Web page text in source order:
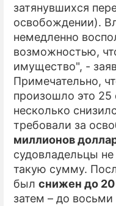
затянувшихся
освобождении).
немедленно
возможностью,
имущество", -
Примечательно,
произошло это 25
несколько
требовали за
миллионов
судовладельцы
такую сумму.
был снижен до
затем – до